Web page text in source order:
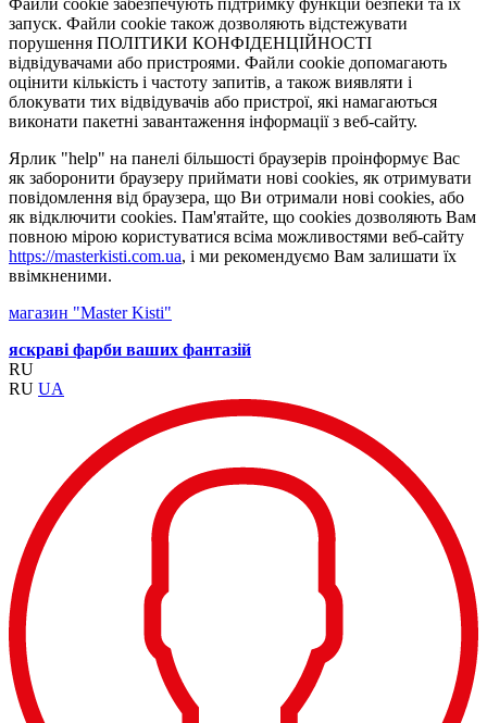
Файли cookie забезпечують підтримку функцій безпеки та їх
запуск. Файли cookie також дозволяють відстежувати
порушення ПОЛІТИКИ КОНФІДЕНЦІЙНОСТІ
відвідувачами або пристроями. Файли cookie допомагають
оцінити кількість і частоту запитів, а також виявляти і
блокувати тих відвідувачів або пристрої, які намагаються
виконати пакетні завантаження інформації з веб-сайту.
Ярлик "help" на панелі більшості браузерів проінформує Вас
як заборонити браузеру приймати нові cookies, як отримувати
повідомлення від браузера, що Ви отримали нові cookies, або
як відключити cookies. Пам'ятайте, що cookies дозволяють Вам
повною мірою користуватися всіма можливостями веб-сайту
https://masterkisti.com.ua, і ми рекомендуємо Вам залишати їх
ввімкненими.
магазин "Master Kisti"
яскраві фарби ваших фантазій
RU
RU UA